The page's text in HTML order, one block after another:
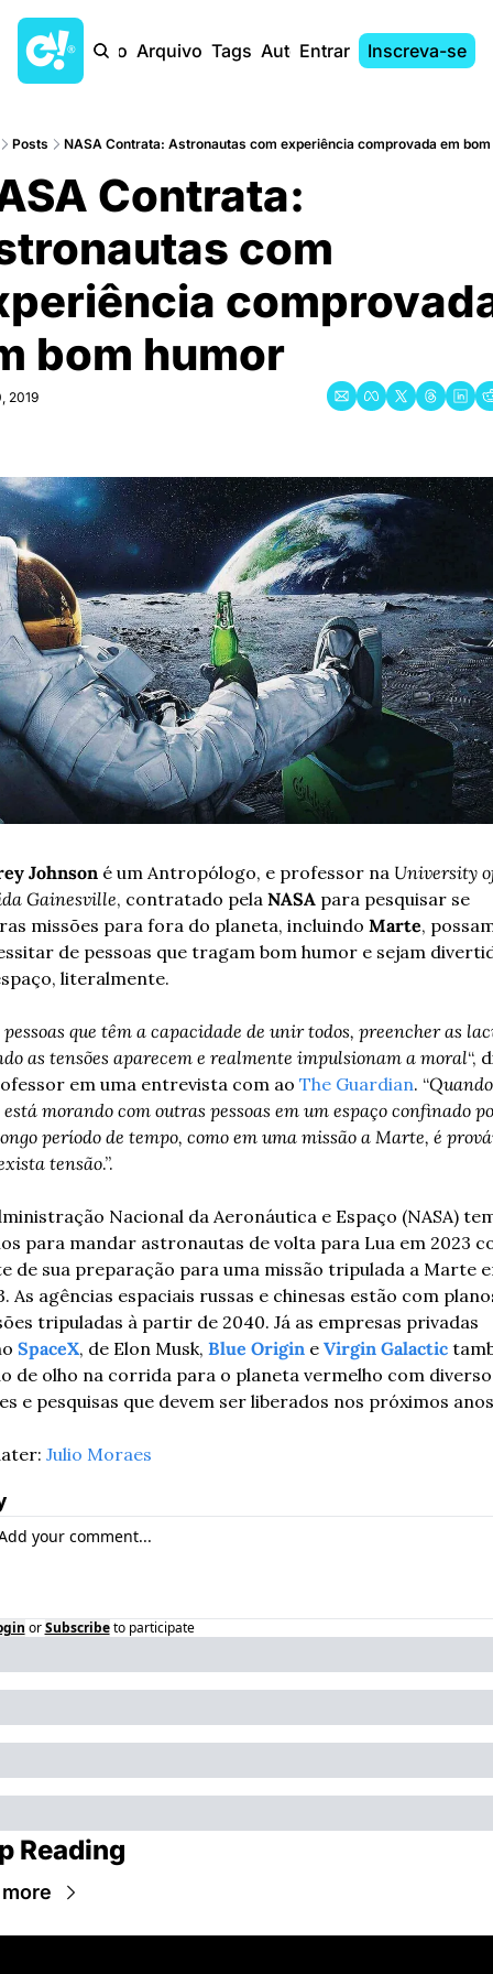
Início Arquivo Tags AutoresEntrar Inscreva-se
Posts NASA Contrata: Astronautas com experiência comprovada em
Contrata:
com
bom humor
2019
Johnson é um Antropólogo, e professor na University
Gainesville, contratado pela NASA para pesquisar se
missões para fora do planeta, incluindo Marte,
de pessoas que tragam bom humor e sejam
literalmente.
pessoas que têm a capacidade de unir todos, preencher as
as tensões aparecem e realmente impulsionam a moral“,
em uma entrevista com ao The Guardian. “Quando
está morando com outras pessoas em um espaço confinado
período de tempo, como em uma missão a Marte, é
tensão.”.
Nacional da Aeronáutica e Espaço (NASA)
para mandar astronautas de volta para Lua em 2023
de sua preparação para uma missão tripulada a Marte
As agências espaciais russas e chinesas estão com
tripuladas à partir de 2040. Já as empresas privadas
SpaceX, de Elon Musk, Blue Origin e Virgin Galactic
de olho na corrida para o planeta vermelho com
e pesquisas que devem ser liberados nos próximos
Julio Moraes
or Subscribe to participate
Reading